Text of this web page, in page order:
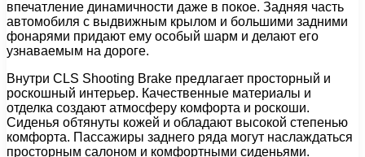
впечатление динамичности даже в покое. Задняя часть
автомобиля с выдвижным крылом и большими задними
фонарями придают ему особый шарм и делают его
узнаваемым на дороге.
Внутри CLS Shooting Brake предлагает просторный и
роскошный интерьер. Качественные материалы и
отделка создают атмосферу комфорта и роскоши.
Сиденья обтянуты кожей и обладают высокой степенью
комфорта. Пассажиры заднего ряда могут наслаждаться
просторным салоном и комфортными сиденьями.